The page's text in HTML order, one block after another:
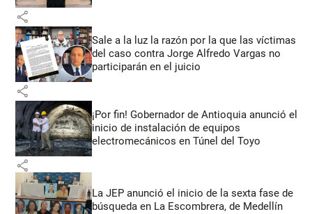
share
Sale a la luz la razón por la que las víctimas
del caso contra Jorge Alfredo Vargas no
participarán en el juicio
share
¡Por fin! Gobernador de Antioquia anunció el
inicio de instalación de equipos
electromecánicos en Túnel del Toyo
share
La JEP anunció el inicio de la sexta fase de
búsqueda en La Escombrera, de Medellín